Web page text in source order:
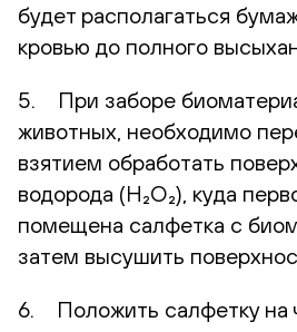
будет располагаться
кровью до полного
5. При заборе
животных, необходимо
взятием обработать
водорода (H₂O₂), куда
помещена салфетка с
затем высушить
6. Положить салфетку на